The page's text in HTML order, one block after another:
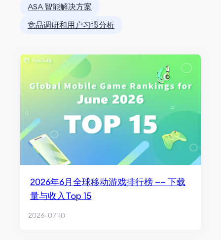
ASA 智能解决方案
竞品调研和用户习惯分析
2026年6月全球移动游戏排行榜 —— 下载
量与收入Top 15
2026-07-10